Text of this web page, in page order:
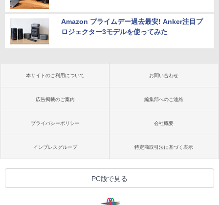
Amazon プライムデー過去最安! Anker注目プ
ロジェクター3モデルを使ってみた
本サイトのご利用について お問い合わせ
広告掲載のご案内 編集部へのご連絡
プライバシーポリシー 会社概要
インプレスグループ 特定商取引法に基づく表示
PC版で見る